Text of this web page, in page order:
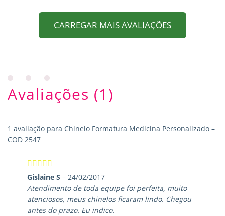
CARREGAR MAIS AVALIAÇÕES
Avaliações (1)
1 avaliação para Chinelo Formatura Medicina Personalizado –
COD 2547
Avaliação
Gislaine S– 24/02/2017
Atendimento de toda equipe foi perfeita, muito
atenciosos, meus chinelos ficaram lindo. Chegou
antes do prazo. Eu indico.